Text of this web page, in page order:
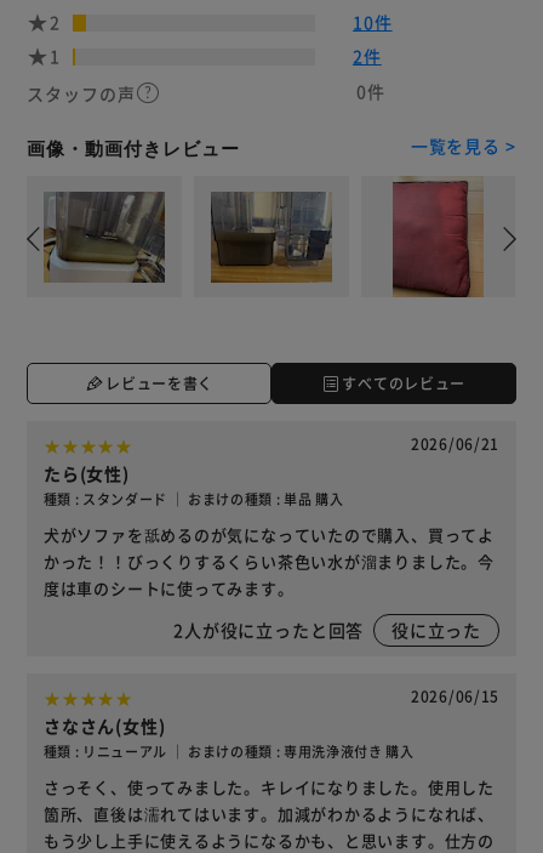
2
10件
1
2件
スタッフの声
0件
画像・動画付きレビュー 一覧を見る >
レビューを書く すべてのレビュー
2026/06/21
たら(女性)
種類 : スタンダード ｜ おまけの種類 : 単品 購入
犬がソファを舐めるのが気になっていたので購入、買ってよ
かった！！びっくりするくらい茶色い水が溜まりました。今
度は車のシートに使ってみます。
2 人が役に立ったと回答 役に立った
2026/06/15
さなさん(女性)
種類 : リニューアル ｜ おまけの種類 : 専用洗浄液付き 購入
さっそく、使ってみました。キレイになりました。使用した
箇所、直後は濡れてはいます。加減がわかるようになれば、
もう少し上手に使えるようになるかも、と思います。仕方の